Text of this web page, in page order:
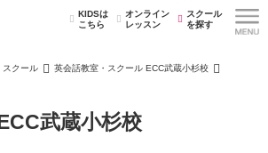
KIDSは
こちら
オンライン
レッスン
スクール
を探す
スクール
英会話教室・スクール ECC武蔵小杉校
武蔵小杉校